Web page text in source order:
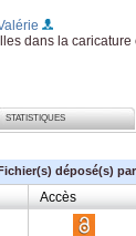
dans la
STATISTIQUES
déposé(s)
Accès